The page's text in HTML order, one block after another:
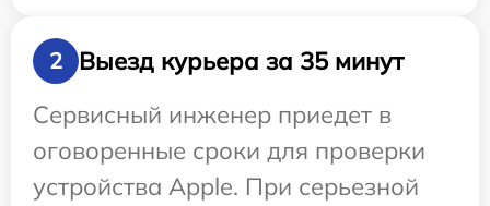
2
Выезд курьера за 35 минут
Сервисный инженер приедет в
оговоренные сроки для проверки
устройства Apple. При серьезной